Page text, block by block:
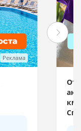
Реклама
км